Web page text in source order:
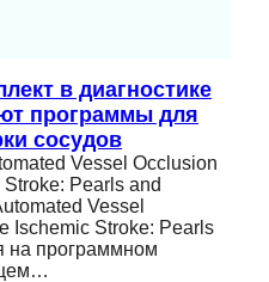
в диагностике
программы для
сосудов
Vessel Occlusion
Pearls and
Vessel
Ischemic Stroke: Pearls
на программном